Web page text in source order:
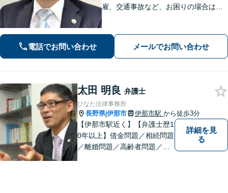
雇、交通事故など、お困りの場合はす
ます!【秘密厳守】【破産管財人】
電話でお問い合わせ メールでお問い合わせ
太田 明良 弁護士
ひなた法律事務所
長野県|伊那市 伊那市駅 から徒歩3分
【伊那市駅近く】【弁護士歴1
0年以上】借金問題／相続問題
／離婚問題／高齢者問題／相
詳細を見
る